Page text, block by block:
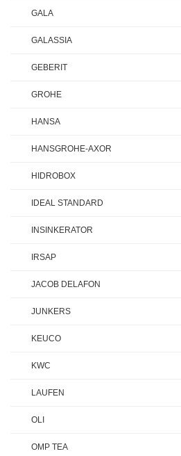
GALA
GALASSIA
GEBERIT
GROHE
HANSA
HANSGROHE-AXOR
HIDROBOX
IDEAL STANDARD
INSINKERATOR
IRSAP
JACOB DELAFON
JUNKERS
KEUCO
KWC
LAUFEN
OLI
OMP TEA